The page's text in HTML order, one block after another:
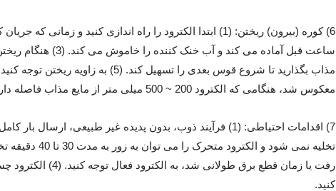
معکوس شد، هنگامی که الکترود 200 ~ 500 میلی متر از مایع مذاب فاصله دارد، شروع به ارسال برق کنید.
کنید.